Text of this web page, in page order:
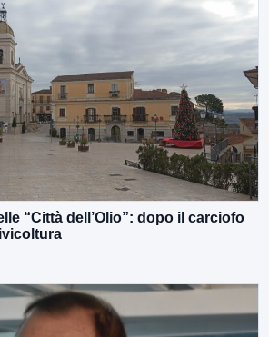
“Città dell’Olio”: dopo il carciofo